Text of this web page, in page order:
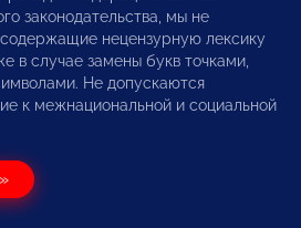
законодательства, мы не
нецензурную лексику
в случае замены букв точками,
Не допускаются
к межнациональной и социальной